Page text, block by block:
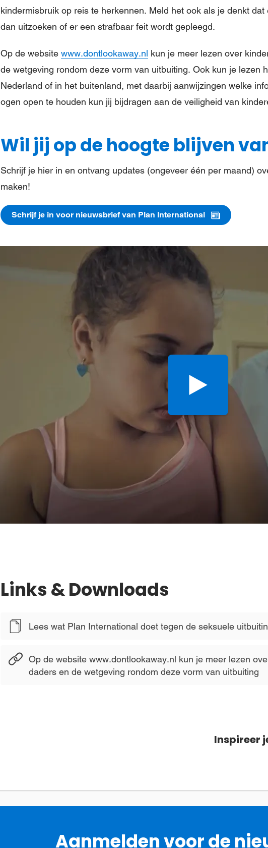
kindermisbruik op reis te herkennen. Meld het ook als je denkt dat
dan uitzoeken of er een strafbaar feit wordt gepleegd.
Op de website www.dontlookaway.nl kun je meer lezen over
de wetgeving rondom deze vorm van uitbuiting. Ook kun je lezen
Nederland of in het buitenland, met daarbij aanwijzingen welke
ogen open te houden kun jij bijdragen aan de veiligheid van
Wil jij op de hoogte blijven
Schrijf je hier in en ontvang updates (ongeveer één per maand)
maken!
Schrijf je in voor nieuwsbrief van Plan International
Bekijk
video
Links & Downloads
Lees wat Plan International doet tegen de seksuele
Op de website www.dontlookaway.nl kun je meer lezen
daders en de wetgeving rondom deze vorm van uitbuiting
Inspireer
Aanmelden voor de